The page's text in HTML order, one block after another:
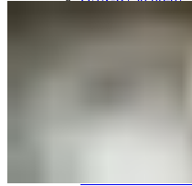
SV650 99-02